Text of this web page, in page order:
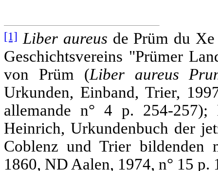
[1] Liber aureus de Prüm du
Geschichtsvereins "Prümer
von Prüm (Liber aureus
Urkunden, Einband, Trier,
allemande n° 4 p. 254-
Heinrich, Urkundenbuch der
Coblenz und Trier bildenden
1860, ND Aalen, 1974, n° 15 p.